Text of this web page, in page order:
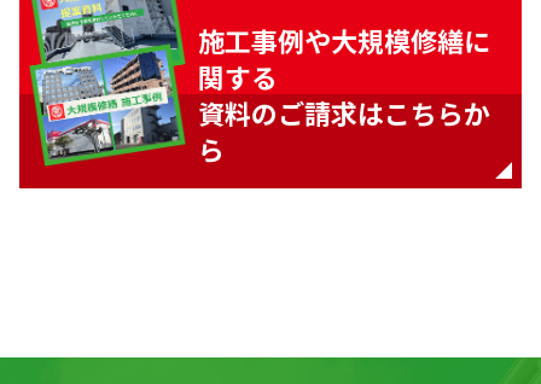
施工事例や大規模修繕に
関する
資料のご請求はこちらか
ら